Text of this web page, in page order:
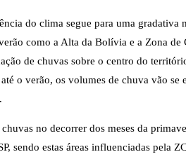
do clima segue para uma gradativa
como a Alta da Bolívia e a Zona
de chuvas sobre o centro do
o verão, os volumes de chuva vão
no decorrer dos meses da
sendo estas áreas influenciadas pela